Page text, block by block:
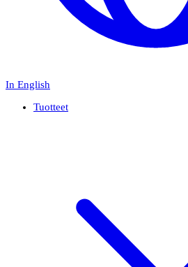
In English
Tuotteet